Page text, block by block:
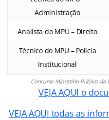
Administração
Analista do MPU – Direito
Técnico do MPU – Polícia
Institucional
Concurso Ministério Público da
VEJA AQUI o
VEJA AQUI todas as